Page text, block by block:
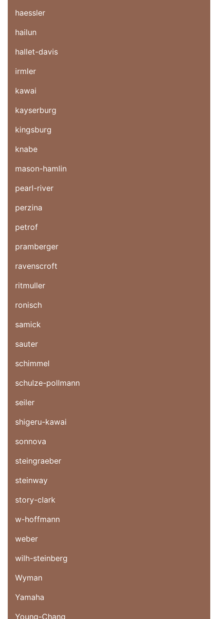
haessler
hailun
hallet-davis
irmler
kawai
kayserburg
kingsburg
knabe
mason-hamlin
pearl-river
perzina
petrof
pramberger
ravenscroft
ritmuller
ronisch
samick
sauter
schimmel
schulze-pollmann
seiler
shigeru-kawai
sonnova
steingraeber
steinway
story-clark
w-hoffmann
weber
wilh-steinberg
Wyman
Yamaha
Young-Chang